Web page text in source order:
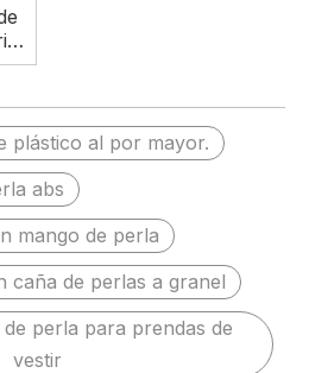
plástico al por mayor.
abs
mango de perla
caña de perlas a granel
perla para prendas de
vestir